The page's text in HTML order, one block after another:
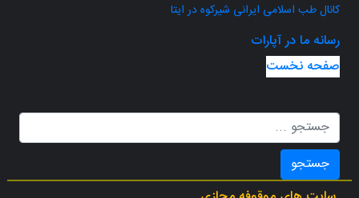
کانال طب اسلامی ایرانی شیرکوه در ایتا
رسانه ما در آپارات
صفحه نخست
جستجو